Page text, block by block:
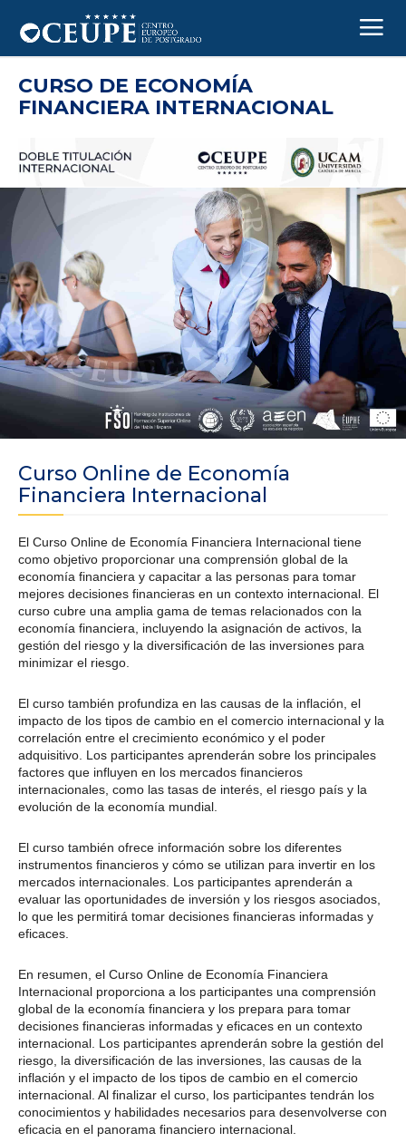
CURSO DE ECONOMÍA
FINANCIERA INTERNACIONAL
Curso Online de Economía
Financiera Internacional
El Curso Online de Economía Financiera Internacional tiene
como objetivo proporcionar una comprensión global de la
economía financiera y capacitar a las personas para tomar
mejores decisiones financieras en un contexto internacional. El
curso cubre una amplia gama de temas relacionados con la
economía financiera, incluyendo la asignación de activos, la
gestión del riesgo y la diversificación de las inversiones para
minimizar el riesgo.
El curso también profundiza en las causas de la inflación, el
impacto de los tipos de cambio en el comercio internacional y la
correlación entre el crecimiento económico y el poder
adquisitivo. Los participantes aprenderán sobre los principales
factores que influyen en los mercados financieros
internacionales, como las tasas de interés, el riesgo país y la
evolución de la economía mundial.
El curso también ofrece información sobre los diferentes
instrumentos financieros y cómo se utilizan para invertir en los
mercados internacionales. Los participantes aprenderán a
evaluar las oportunidades de inversión y los riesgos asociados,
lo que les permitirá tomar decisiones financieras informadas y
eficaces.
En resumen, el Curso Online de Economía Financiera
Internacional proporciona a los participantes una comprensión
global de la economía financiera y los prepara para tomar
decisiones financieras informadas y eficaces en un contexto
internacional. Los participantes aprenderán sobre la gestión del
riesgo, la diversificación de las inversiones, las causas de la
inflación y el impacto de los tipos de cambio en el comercio
internacional. Al finalizar el curso, los participantes tendrán los
conocimientos y habilidades necesarios para desenvolverse con
eficacia en el panorama financiero internacional.